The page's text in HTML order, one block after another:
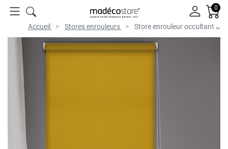
0
Accueil Stores enrouleurs Store enrouleur occultant uni